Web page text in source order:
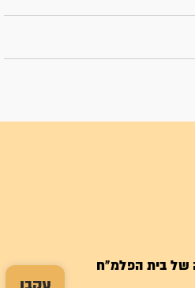
עקבו
של בית הפלמ"ח